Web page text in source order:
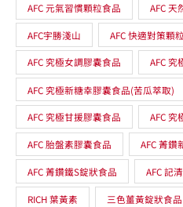
AFC 元氣習慣顆粒食品 AFC 天
AFC宇勝淺山 AFC 快適對策顆
AFC 究極女調膠囊食品 AFC 究
AFC 究極新糖幸膠囊食品(苦瓜萃取)
AFC 究極甘援膠囊食品 AFC 究
AFC 胎盤素膠囊食品 AFC 菁鑽
AFC 菁鑽鐵S錠狀食品 AFC 記
RICH 葉黃素 三色薑黃錠狀食品